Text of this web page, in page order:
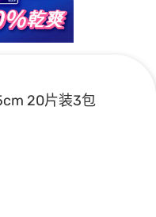
20片装3包